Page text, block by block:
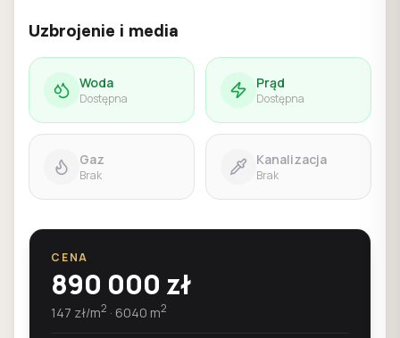
Uzbrojenie i media
Woda
Dostępna
Prąd
Dostępna
Gaz
Brak
Kanalizacja
Brak
CENA
890 000 zł
147 zł/m2 · 6040 m2